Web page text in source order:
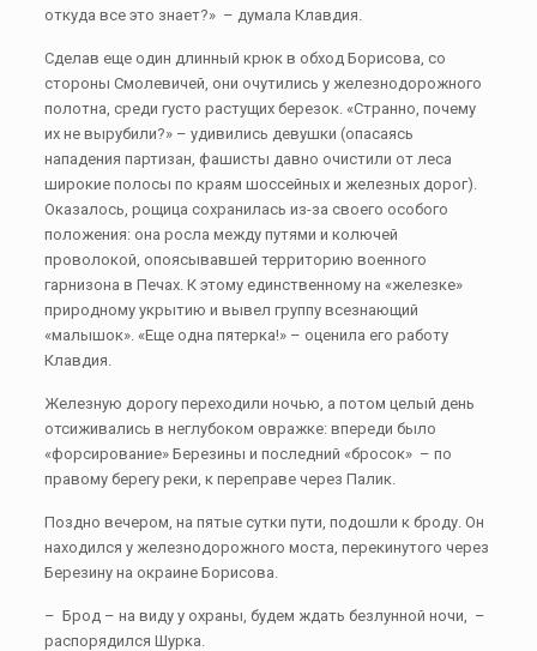
откуда все это знает?» – думала Клавдия.
Сделав еще один длинный крюк в обход Борисова, со
стороны Смолевичей, они очутились у железнодорожного
полотна, среди густо растущих березок. «Странно, почему
их не вырубили?» – удивились девушки (опасаясь
нападения партизан, фашисты давно очистили от леса
широкие полосы по краям шоссейных и железных дорог).
Оказалось, рощица сохранилась из-за своего особого
положения: она росла между путями и колючей
проволокой, опоясывавшей территорию военного
гарнизона в Печах. К этому единственному на «железке»
природному укрытию и вывел группу всезнающий
«малышок». «Еще одна пятерка!» – оценила его работу
Клавдия.
Железную дорогу переходили ночью, а потом целый день
отсиживались в неглубоком овражке: впереди было
«форсирование» Березины и последний «бросок» – по
правому берегу реки, к переправе через Палик.
Поздно вечером, на пятые сутки пути, подошли к броду. Он
находился у железнодорожного моста, перекинутого через
Березину на окраине Борисова.
– Брод – на виду у охраны, будем ждать безлунной ночи, –
распорядился Шурка.